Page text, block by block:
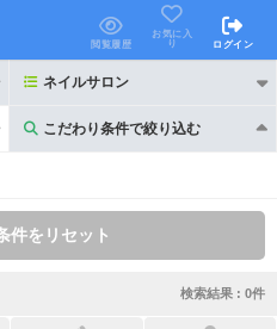
閲覧履歴
お気に入
り
ログイン
ネイルサロン
こだわり条件で絞り込む
こだわり条件で絞り込む
件をリセット
検索結果 : 0件